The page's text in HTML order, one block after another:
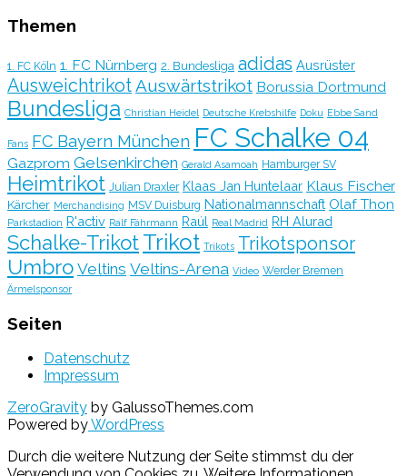
Themen
1. FC Köln 1. FC Nürnberg 2. Bundesliga adidas Ausrüster
AusweichtrikotAuswärtstrikot Borussia Dortmund
Bundesliga Christian Heidel Deutsche Krebshilfe Doku Ebbe Sand
Fans FC Bayern München FC Schalke 04
Gazprom Gelsenkirchen Gerald Asamoah Hamburger SV
Heimtrikot Julian Draxler Klaas Jan Huntelaar Klaus Fischer
Kärcher Merchandising MSV Duisburg Nationalmannschaft Olaf Thon
Parkstadion R'activ Ralf Fährmann Raúl Real Madrid RH Alurad
Schalke-TrikotTrikot Trikots Trikotsponsor
Umbro Veltins Veltins-Arena Video Werder Bremen
Ärmelsponsor
Seiten
Datenschutz
Impressum
ZeroGravity by GalussoThemes.com
Powered byWordPress
Durch die weitere Nutzung der Seite stimmst du der